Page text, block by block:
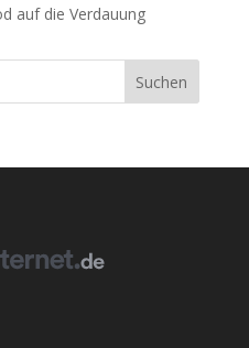
auf die Verdauung